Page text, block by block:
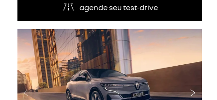
agende seu test-drive
Anterior